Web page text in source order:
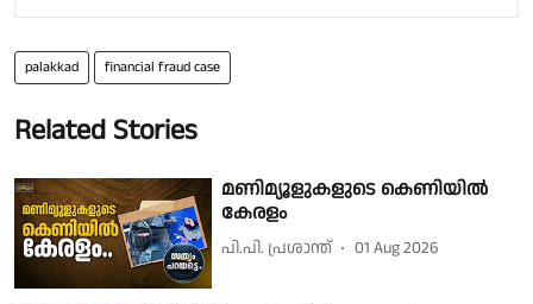
palakkad financial fraud case
Related Stories
മണിമ്യൂളുകളുടെ കെണിയിൽ
കേരളം
പി.പി. പ്രശാന്ത് 01 Aug 2026